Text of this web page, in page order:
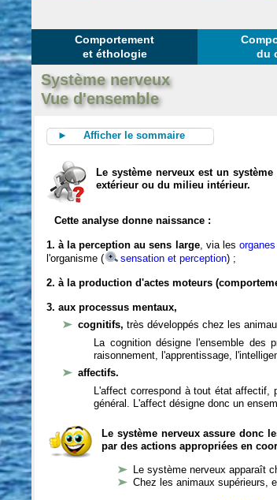
Comportement
et éthologie
du
Système nerveux
Vue d'ensemble
► Afficher le sommaire
Le système nerveux est un
extérieur ou du milieu intérieur.
Cette analyse donne naissance :
1. à la perception au sens large, via les
l'organisme (
sensation et perception) ;
2. à la production d'actes moteurs
3. aux processus mentaux,
cognitifs,très développés chez les
La cognition désigne l'ensemble des
raisonnement, l'apprentissage,
affectifs.
L'affect correspond à tout état affectif,
général. L'affect désigne donc un
Le système nerveux assure donc
par des actions appropriées en
Le système nerveux apparaît
Chez les animaux supérieurs,